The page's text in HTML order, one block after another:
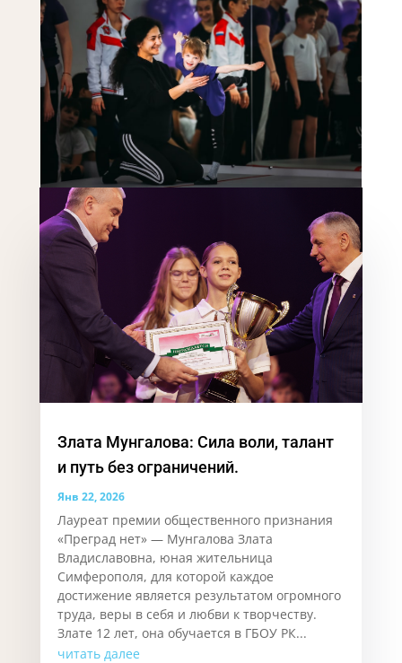
Злата Мунгалова: Сила воли, талант
и путь без ограничений.
Янв 22, 2026
Лауреат премии общественного признания
«Преград нет» — Мунгалова Злата
Владиславовна, юная жительница
Симферополя, для которой каждое
достижение является результатом огромного
труда, веры в себя и любви к творчеству.
Злате 12 лет, она обучается в ГБОУ РК...
читать далее